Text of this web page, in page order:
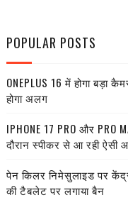
POPULAR POSTS
ONEPLUS 16 में होगा बड़ा
होगा अलग
IPHONE 17 PRO और PRO
दौरान स्पीकर से आ रही ऐसी
पेन किलर निमेसुलाइड पर
की टैबलेट पर लगाया बैन